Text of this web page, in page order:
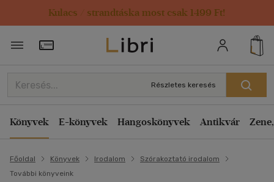
Kulacs / strandtáska most csak 1499 Ft!
Törzsvásárlói Kártya adatai
Részletes keresés
Könyvek E-könyvek Hangoskönyvek Antikvár
Főoldal Könyvek Irodalom
Szórakoztató irodalom
További könyveink